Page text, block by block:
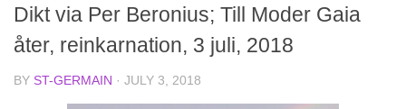
Dikt via Per Beronius; Till Moder Gaia
åter, reinkarnation, 3 juli, 2018
BY ST-GERMAIN · JULY 3, 2018